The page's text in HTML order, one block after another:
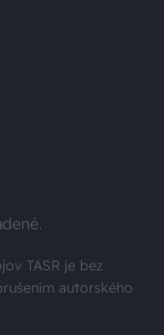
TASR je bez
autorského